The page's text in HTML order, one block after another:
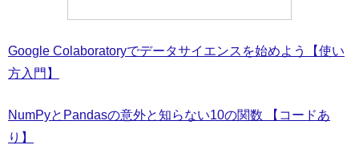
Google Colaboratoryでデータサイエンスを始めよう【使い
方入門】
NumPyとPandasの意外と知らない10の関数 【コードあ
り】